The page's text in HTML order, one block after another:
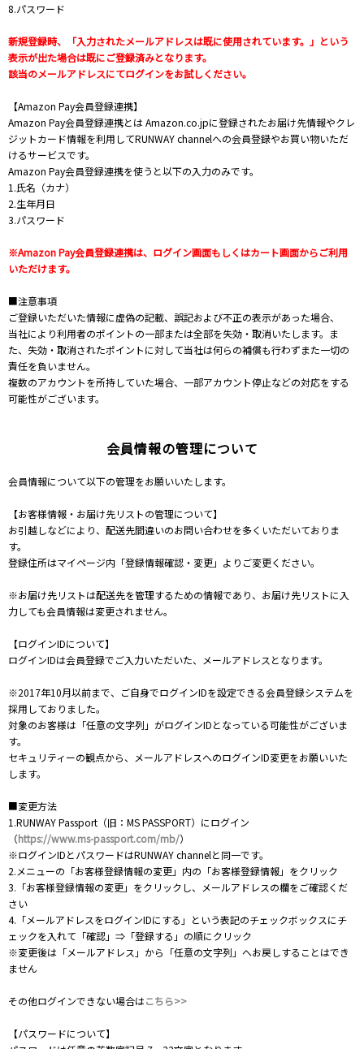
8.パスワード
新規登録時、「入力されたメールアドレスは既に使用されています。」という
表示が出た場合は既にご登録済みとなります。
該当のメールアドレスにてログインをお試しください。
【Amazon Pay会員登録連携】
Amazon Pay会員登録連携とは Amazon.co.jpに登録されたお届け先情報やクレ
ジットカード情報を利用してRUNWAY channelへの会員登録やお買い物いただ
けるサービスです。
Amazon Pay会員登録連携を使うと以下の入力のみです。
1.氏名（カナ）
2.生年月日
3.パスワード
※Amazon Pay会員登録連携は、ログイン画面もしくはカート画面からご利用
いただけます。
■注意事項
ご登録いただいた情報に虚偽の記載、誤記および不正の表示があった場合、
当社により利用者のポイントの一部または全部を失効・取消いたします。ま
た、失効・取消されたポイントに対して当社は何らの補償も行わずまた一切の
責任を負いません。
複数のアカウントを所持していた場合、一部アカウント停止などの対応をする
可能性がございます。
会員情報の管理について
会員情報について以下の管理をお願いいたします。
【お客様情報・お届け先リストの管理について】
お引越しなどにより、配送先間違いのお問い合わせを多くいただいておりま
す。
登録住所はマイページ内「登録情報確認・変更」よりご変更ください。
※お届け先リストは配送先を管理するための情報であり、お届け先リストに入
力しても会員情報は変更されません。
【ログインIDについて】
ログインIDは会員登録でご入力いただいた、メールアドレスとなります。
※2017年10月以前まで、ご自身でログインIDを設定できる会員登録システムを
採用しておりました。
対象のお客様は「任意の文字列」がログインIDとなっている可能性がございま
す。
セキュリティーの観点から、メールアドレスへのログインID変更をお願いいた
します。
■変更方法
1.RUNWAY Passport（旧：MS PASSPORT）にログイン
（https://www.ms-passport.com/mb/）
※ログインIDとパスワードはRUNWAY channelと同一です。
2.メニューの「お客様登録情報の変更」内の「お客様登録情報」をクリック
3.「お客様登録情報の変更」をクリックし、メールアドレスの欄をご確認くだ
さい
4.「メールアドレスをログインIDにする」という表記のチェックボックスにチ
ェックを入れて「確認」⇒「登録する」の順にクリック
※変更後は「メールアドレス」から「任意の文字列」へお戻しすることはでき
ません
その他ログインできない場合はこちら>>
【パスワードについて】